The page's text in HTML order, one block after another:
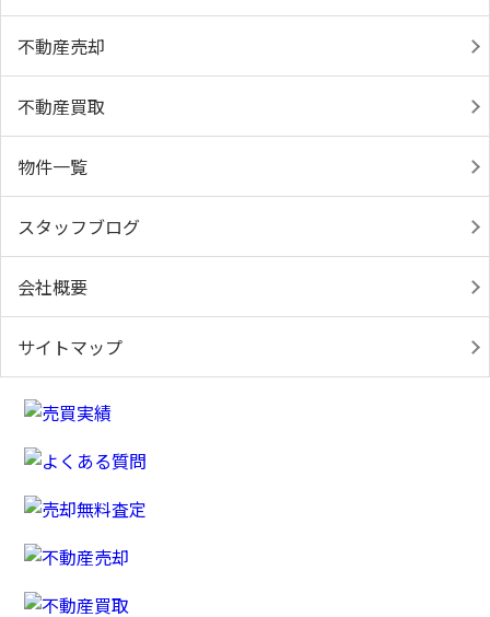
不動産売却
不動産買取
物件一覧
スタッフブログ
会社概要
サイトマップ